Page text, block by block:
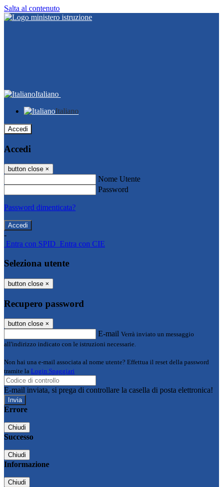
Salta al contenuto
Italiano
Italiano
Accedi
Accedi
button close ×
Nome Utente
Password
Password dimenticata?
-
Entra con SPID Entra con CIE
Seleziona utente
button close ×
Recupero password
button close ×
E-mail Verrà inviato un messaggio
all'indirizzo indicato con le istruzioni necessarie.
Non hai una e-mail associata al nome utente? Effettua il reset della password
tramite la Login Spaggiari
E-mail inviata, si prega di controllare la casella di posta elettronica!
Errore
Chiudi
Successo
Chiudi
Informazione
Chiudi